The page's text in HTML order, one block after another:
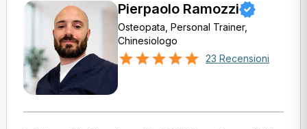
Pierpaolo Ramozzi
Osteopata, Personal Trainer,
Chinesiologo
23 Recensioni